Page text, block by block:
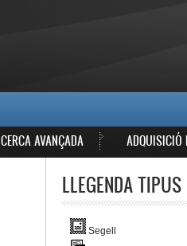
CERCA AVANÇADA ADQUISICIÓ
LLEGENDA
Segell